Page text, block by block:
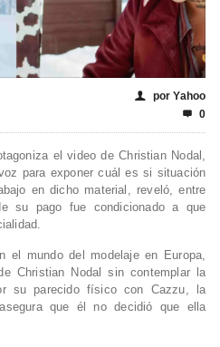
👤 por Yahoo
 0
el video de Christian Nodal,
para exponer cuál es si situación
en dicho material, reveló, entre
su pago fue condicionado a que
el mundo del modelaje en Europa,
Christian Nodal sin contemplar la
su parecido físico con Cazzu, la
que él no decidió que ella